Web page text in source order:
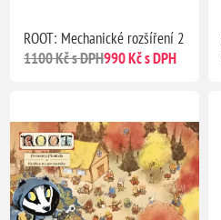
ROOT: Mechanické rozšíření 2
1100 Kč s DPH990 Kč s DPH